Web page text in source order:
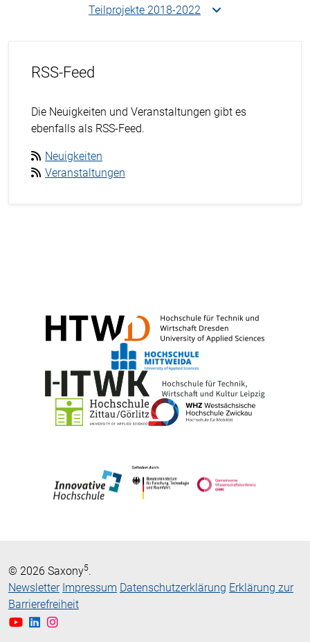
Teilprojekte 2018-2022
RSS-Feed
Die Neuigkeiten und Veranstaltungen gibt es
ebenfalls als RSS-Feed.
Neuigkeiten
Veranstaltungen
© 2026 Saxony5.
Newsletter Impressum Datenschutzerklärung Erklärung zur
Barrierefreiheit